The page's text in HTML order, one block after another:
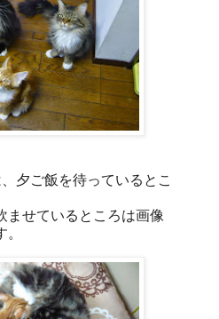
夕ご飯を待っているとこ
ませているところは画像